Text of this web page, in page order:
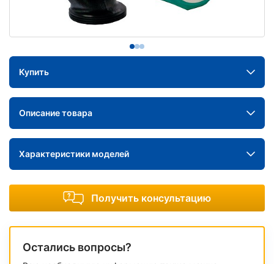
Купить
Описание товара
Характеристики моделей
Получить консультацию
Остались вопросы?